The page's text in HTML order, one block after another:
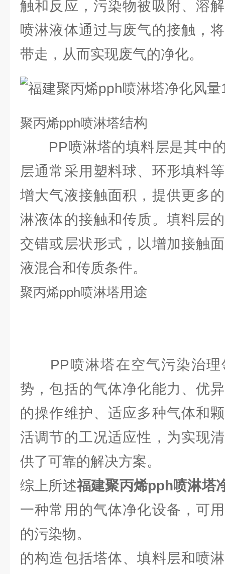
触和反应，污染物被吸附、溶
喷淋液体通过与废气的接触，
带走，从而实现废气的净化。
聚丙烯pph喷淋塔结构
PP喷淋塔的填料层是其中的
层通常采用塑料球、环形填料
增大气液接触面积，提供更多
淋液体的接触和传质。填料层
交错或层状形式，以增加接触
液混合和传质条件。
聚丙烯pph喷淋塔用途
PP喷淋塔在空气污染治理
势，包括的气体净化能力、优
的操作维护、适应多种气体和
活调节的工况适应性，为实现
供了可靠的解决方案。
综上所述福建聚丙烯pph喷淋塔
一种常用的气体净化设备，可
的污染物。
的构造包括塔体、填料层和喷